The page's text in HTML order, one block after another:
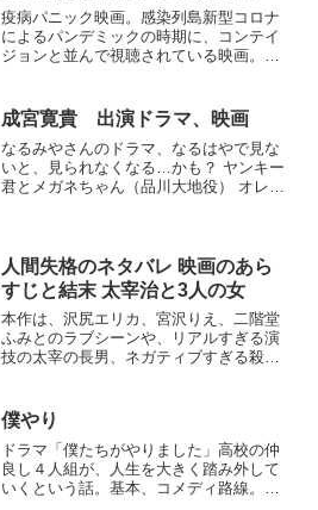
疫病パニック映画。感染列島新型コロナ
によるパンデミックの時期に、コンテイ
ジョンと並んで視聴されている映画。
内容が似すぎていたために、全日空での
機内上映を打ち切ら...
成宮寛貴 出演ドラマ、映画
なるみやさんのドラマ、なるはやで見な
いと、見られなくなる…かも？ ヤンキー
君とメガネちゃん（品川大地役） オレン
（栗野健治役...
人間失格のネタバレ 映画のあら
すじと結末 太宰治と3人の女
本作は、沢尻エリカ、宮沢りえ、二階堂
ふみとのラブシーンや、リアルすぎる演
技の太宰の長男、ネガティブすぎる殺し
階堂ふみに注目
僕やり
ドラマ「僕たちがやりました」高校の仲
良し４人組が、人生を大きく踏み外して
いくという話。基本、コメディ路線。僕